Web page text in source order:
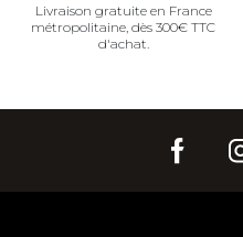
Livraison gratuite en France
métropolitaine, dès 300€ TTC
d'achat.